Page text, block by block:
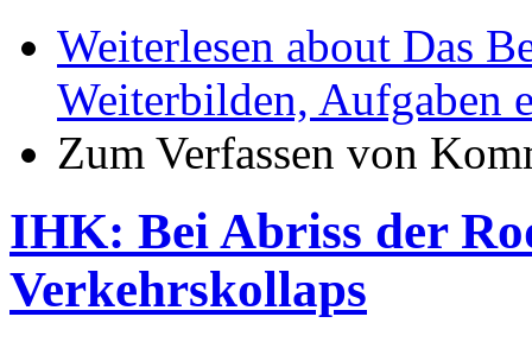
Weiterlesen about Das
Weiterbilden, Aufgaben
Zum Verfassen von
IHK: Bei Abriss der
Verkehrskollaps